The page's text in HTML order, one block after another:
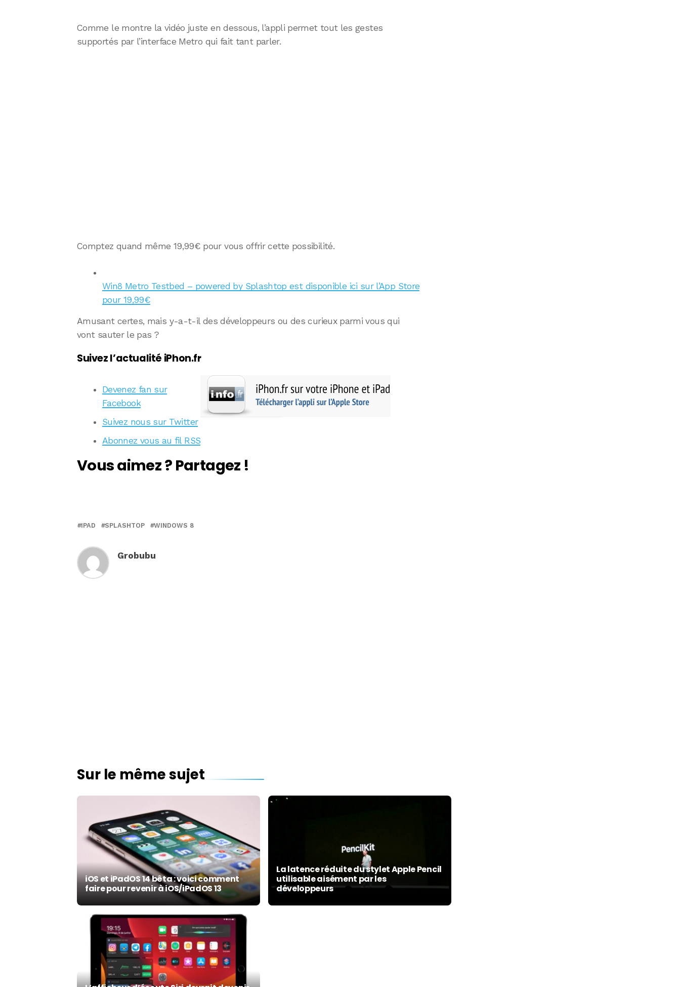
Comme le montre la vidéo juste en dessous, l’appli permet tout les gestes
supportés par l’interface Metro qui fait tant parler.
Comptez quand même 19,99€ pour vous offrir cette possibilité.
Win8 Metro Testbed – powered by Splashtop est disponible ici sur l’App Store
pour 19,99€
Amusant certes, mais y-a-t-il des développeurs ou des curieux parmi vous qui
vont sauter le pas ?
Suivez l’actualité iPhon.fr
Devenez fan sur
Facebook
Suivez nous sur Twitter
Abonnez vous au fil RSS
Vous aimez ? Partagez !
IPAD SPLASHTOP WINDOWS 8
Grobubu
Sur le même sujet
iOS et iPadOS 14 bêta : voici comment
faire pour revenir à iOS/iPadOS 13
La latence réduite du stylet Apple Pencil
utilisable aisément par les
développeurs